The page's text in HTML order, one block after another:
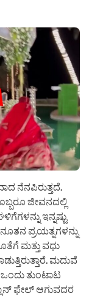
ನೆನಪಿರುತ್ತದೆ.
ಜೀವನದಲ್ಲಿ
ಇನ್ನಷ್ಟು
ಪ್ರಯತ್ನಗಳನ್ನು
ಮತ್ತು ವಧು
ಮದುವೆ
ತುಂಟಾಟ
ಫೇಲ್ ಆಗುವದರ